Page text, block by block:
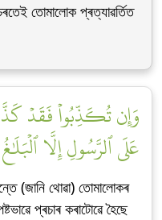
তোমালোক প্ৰত্যাৱৰ্তিত
وَإِن تُكَذِّبُواْ فَقَدۡ
عَلَى ٱلرَّسُولِ إِلَّا ٱلۡبَلَٰغُ
(জানি থোৱা) তোমালোকৰ
প্ৰচাৰ কৰাটোৱে হৈছে